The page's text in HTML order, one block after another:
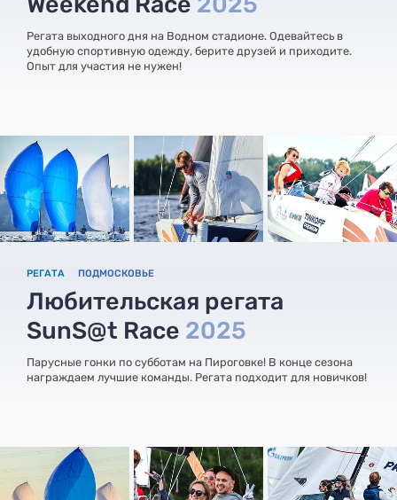
Регата выходного дня на Водном стадионе. Одевайтесь в
удобную спортивную одежду, берите друзей и приходите.
Опыт для участия не нужен!
РЕГАТА ПОДМОСКОВЬЕ
Любительская регата
SunS@t Race 2025
Парусные гонки по субботам на Пироговке! В конце сезона
награждаем лучшие команды. Регата подходит для новичков!